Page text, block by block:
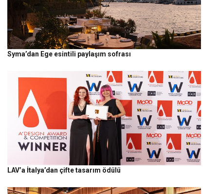
Syma’dan Ege esintili paylaşım sofrası
LAV’a İtalya’dan çifte tasarım ödülü